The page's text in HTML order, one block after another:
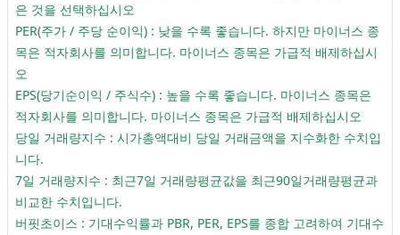
은 것을 선택하십시오
PER(주가 / 주당 순이익) : 낮을 수록 좋습니다. 하지만 마이너스 종
목은 적자회사를 의미합니다. 마이너스 종목은 가급적 배제하십시
오
EPS(당기순이익 / 주식수) : 높을 수록 좋습니다. 마이너스 종목은
적자회사를 의미합니다. 마이너스 종목은 가급적 배제하십시오
당일 거래량지수 : 시가총액대비 당일 거래금액을 지수화한 수치입
니다.
7일 거래량지수 : 최근7일 거래량평균값을 최근90일거래량평균과
비교한 수치입니다.
버핏초이스 : 기대수익률과 PBR, PER, EPS를 종합 고려하여 기대수